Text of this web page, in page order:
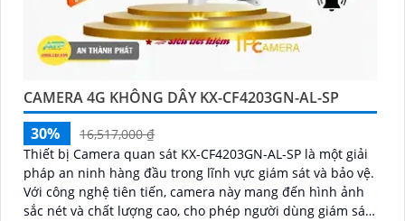
CAMERA 4G KHÔNG DÂY KX-CF4203GN-AL-SP
30%
16,517,000 ₫
Thiết bị Camera quan sát KX-CF4203GN-AL-SP là một giải
pháp an ninh hàng đầu trong lĩnh vực giám sát và bảo vệ.
Với công nghệ tiên tiến, camera này mang đến hình ảnh
sắc nét và chất lượng cao, cho phép người dùng giám sát